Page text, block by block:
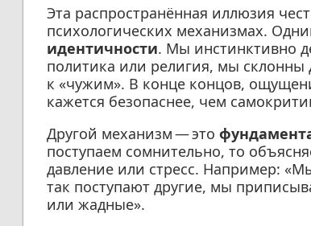
Эта распространённая иллюзия
психологических механизмах.
идентичности. Мы инстинктивно
политика или религия, мы склонны
к «чужим». В конце концов,
кажется безопаснее, чем
Другой механизм — это
поступаем сомнительно, то
давление или стресс. Например:
так поступают другие, мы
или жадные».